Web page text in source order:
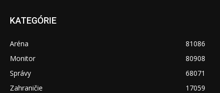
KATEGÓRIE
Aréna
81086
Monitor
80908
Správy
68071
Zahraničie
17059